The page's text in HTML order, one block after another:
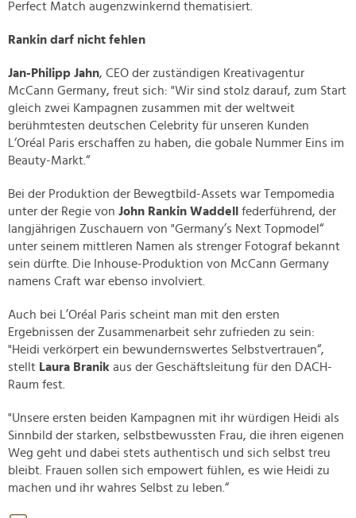
Perfect Match augenzwinkernd thematisiert.
Rankin darf nicht fehlen
Jan-Philipp Jahn, CEO der zuständigen Kreativagentur
McCann Germany, freut sich: "Wir sind stolz darauf, zum Start
gleich zwei Kampagnen zusammen mit der weltweit
berühmtesten deutschen Celebrity für unseren Kunden
L‘Oréal Paris erschaffen zu haben, die gobale Nummer Eins im
Beauty-Markt.“
Bei der Produktion der Bewegtbild-Assets war Tempomedia
unter der Regie von John Rankin Waddell
federführend, der
langjährigen Zuschauern von "Germany’s Next Topmodel“
unter seinem mittleren Namen als strenger Fotograf bekannt
sein dürfte. Die Inhouse-Produktion von McCann Germany
namens Craft war ebenso involviert.
Auch bei L’Oréal Paris scheint man mit den ersten
Ergebnissen der Zusammenarbeit sehr zufrieden zu sein:
"Heidi verkörpert ein bewundernswertes Selbstvertrauen“,
stellt Laura Branik aus der Geschäftsleitung für den DACH-
Raum fest.
"Unsere ersten beiden Kampagnen mit ihr würdigen Heidi als
Sinnbild der starken, selbstbewussten Frau, die ihren eigenen
Weg geht und dabei stets authentisch und sich selbst treu
bleibt. Frauen sollen sich empowert fühlen, es wie Heidi zu
machen und ihr wahres Selbst zu leben.“